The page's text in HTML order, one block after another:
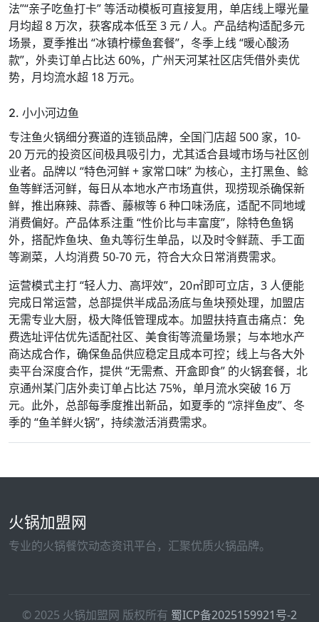
法”“亲子吃鱼打卡” 等活动模板可直接复用，单店线上曝光量
月均超 8 万次，获客成本低至 3 元 / 人。产品结构适配多元
场景，夏季推出 “冰镇柠檬鱼套餐”，冬季上线 “暖心酸汤
款”，外卖订单占比达 60%，广州天河某社区店凭借外卖优
势，月均流水超 18 万元。
2. 小小河边鱼
专注鱼火锅细分赛道的连锁品牌，全国门店超 500 家，10-
20 万元的投资区间极具吸引力，尤其适合县域市场与社区创
业者。品牌以 “特色河鲜 + 家常口味” 为核心，主打黑鱼、鲶
鱼等鲜活河鲜，每日从本地水产市场直供，现捞现杀确保新
鲜，推出麻辣、蒜香、藤椒等 6 种口味汤底，适配不同地域
消费偏好。产品体系注重 “性价比与丰富度”，除特色鱼锅
外，搭配炸鱼块、鱼丸等衍生单品，以及时令鲜蔬、手工面
等涮菜，人均消费 50-70 元，符合大众日常消费需求。
运营模式主打 “轻人力、高坪效”，20㎡即可立店，3 人便能
完成日常运营，总部提供半成品汤底与鱼块预处理，加盟店
无需专业大厨，极大降低管理成本。加盟扶持直击痛点：免
费选址评估优先适配社区、美食街等流量场景；与本地水产
商达成合作，确保鱼品供应稳定且成本可控；线上与各大外
卖平台深度合作，提供 “无需煮、开盒即食” 的火锅套餐，北
京通州某门店外卖订单占比达 75%，单月流水突破 16 万
元。此外，总部每季度推出新品，如夏季的 “凉拌鱼皮”、冬
季的 “鱼羊鲜火锅”，持续激活消费需求。
火锅加盟网
专业的火锅餐饮动态资讯平台，汇聚优质火锅品牌。
© 2025 火锅加盟网 版权所有 蜀ICP备2025159921号-2